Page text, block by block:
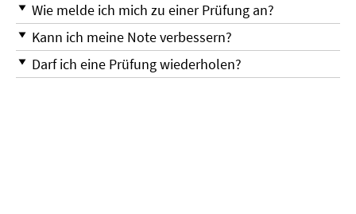
Wie melde ich mich zu einer Prüfung an?
Kann ich meine Note verbessern?
Darf ich eine Prüfung wiederholen?